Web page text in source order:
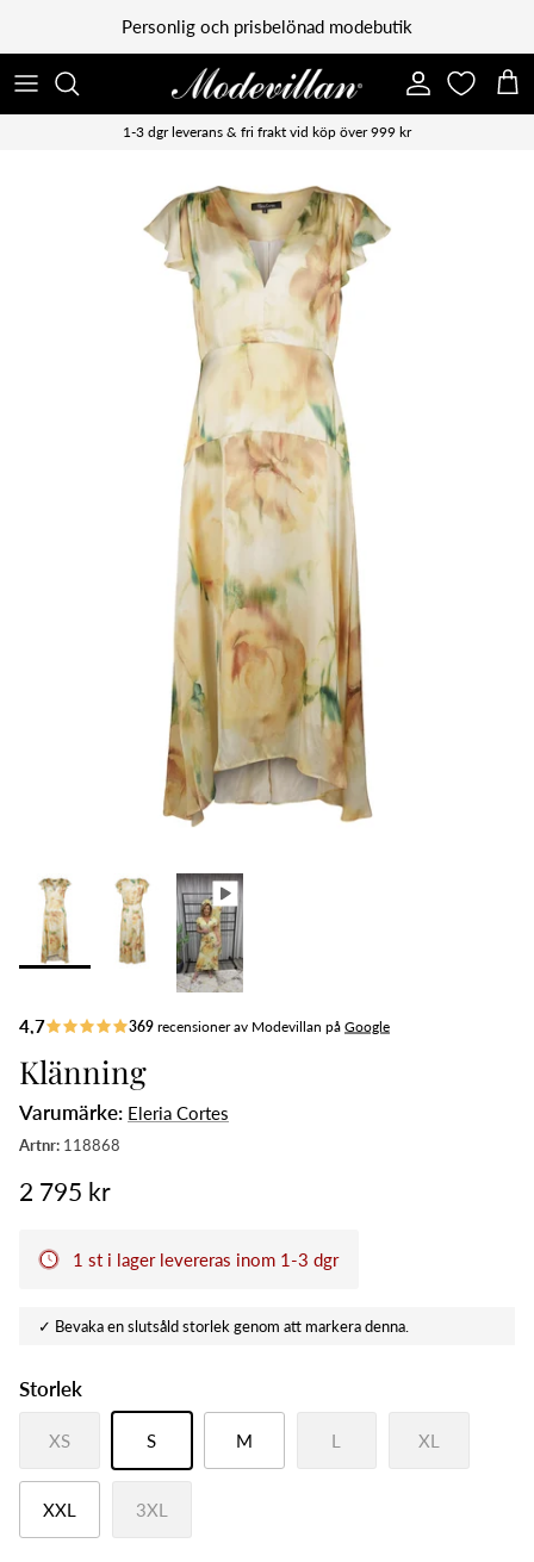
Vidare till innehållPersonlig och prisbelönad modebutik
Konto
1-3 dgr leverans & fri frakt vid köp över 999 kr
Klänning
Varumärke: Eleria Cortes
2 795 kr
1 st i lager levereras inom 1-3 dgr
Storlek
XS S M L XL
XXL 3XL